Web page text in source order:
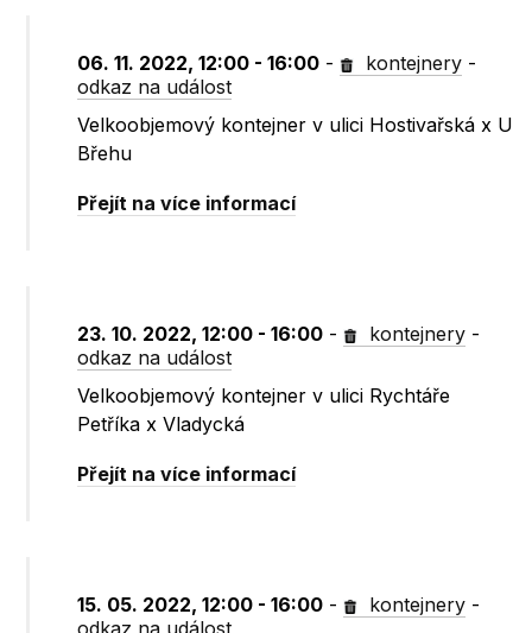
06. 11. 2022, 12:00 - 16:00 - kontejnery -
odkaz na událost
Velkoobjemový kontejner v ulici Hostivařská x U
Břehu
Přejít na více informací
23. 10. 2022, 12:00 - 16:00 - kontejnery -
odkaz na událost
Velkoobjemový kontejner v ulici Rychtáře
Petříka x Vladycká
Přejít na více informací
15. 05. 2022, 12:00 - 16:00 - kontejnery -
odkaz na událost